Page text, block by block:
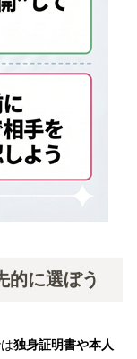
的に選ぼう
独身証明書や本人